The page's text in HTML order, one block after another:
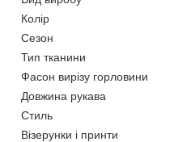
Колір
Сезон
Тип тканини
Фасон вирізу горловини
Довжина рукава
Стиль
Візерунки і принти